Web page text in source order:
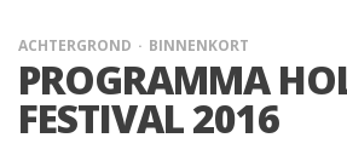
ACHTERGROND BINNENKORT
PROGRAMMA
FESTIVAL 2016